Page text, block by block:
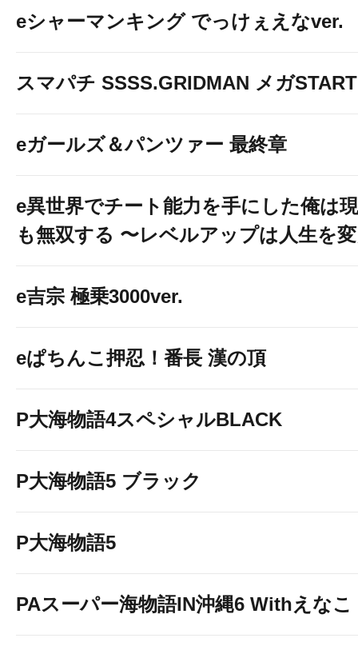
eシャーマンキング でっけぇえなver.
スマパチ SSSS.GRIDMAN メガ
eガールズ＆パンツァー 最終章
e異世界でチート能力を手にした俺は
も無双する 〜レベルアップは人生を
e吉宗 極乗3000ver.
eぱちんこ押忍！番長 漢の頂
P大海物語4スペシャルBLACK
P大海物語5 ブラック
P大海物語5
PAスーパー海物語IN沖縄6 Withえなこ